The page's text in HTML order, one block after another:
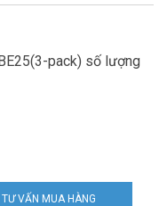
pack) số lượng
TƯ VẤN MUA HÀNG